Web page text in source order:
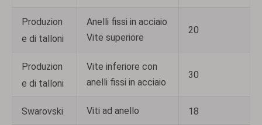
Produzion
e di talloni
Anelli fissi in acciaio
Vite superiore
20
Produzion
e di talloni
Vite inferiore con
anelli fissi in acciaio
30
Swarovski Viti ad anello 18